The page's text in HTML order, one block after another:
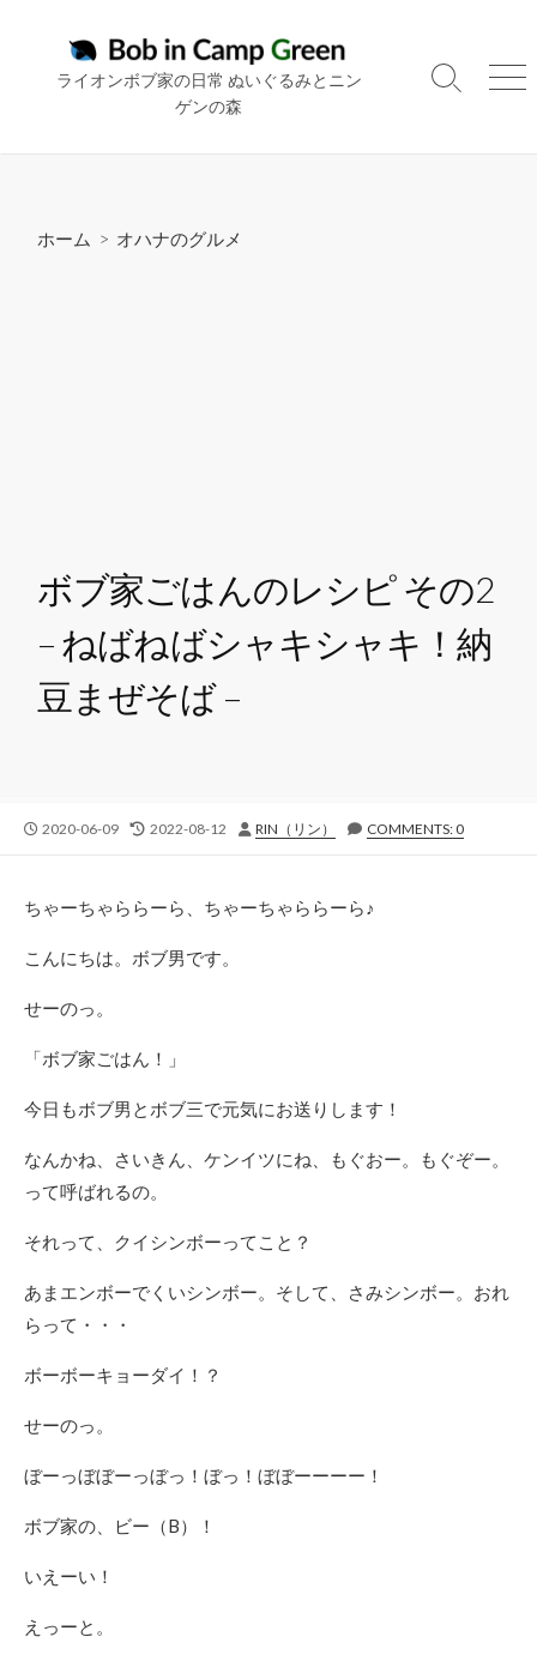
ライオンボブ家の日常 ぬいぐるみとニン
ゲンの森
検
メ
ホーム > オハナのグルメ
ボブ家ごはんのレシピ その2
– ねばねばシャキシャキ！納
豆まぜそば –
公
2020-06-09
最
2022-08-12
投
RIN（リン） COMMENTS: 0
ちゃーちゃららーら、ちゃーちゃららーら♪
こんにちは。ボブ男です。
せーのっ。
「ボブ家ごはん！」
今日もボブ男とボブ三で元気にお送りします！
なんかね、さいきん、ケンイツにね、もぐおー。もぐぞー。
って呼ばれるの。
それって、クイシンボーってこと？
あまエンボーでくいシンボー。そして、さみシンボー。おれ
らって・・・
ボーボーキョーダイ！？
せーのっ。
ぼーっぼぼーっぼっ！ぼっ！ぼぼーーーー！
ボブ家の、ビー（B）！
いえーい！
えっーと。